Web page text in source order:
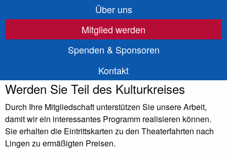
Über uns
Mitglied werden
Spenden & Sponsoren
Kontakt
Werden Sie Teil des Kulturkreises
Durch Ihre Mitgliedschaft unterstützen Sie unsere Arbeit,
damit wir ein interessantes Programm realisieren können.
Sie erhalten die Eintrittskarten zu den Theaterfahrten nach
Lingen zu ermäßigten Preisen.